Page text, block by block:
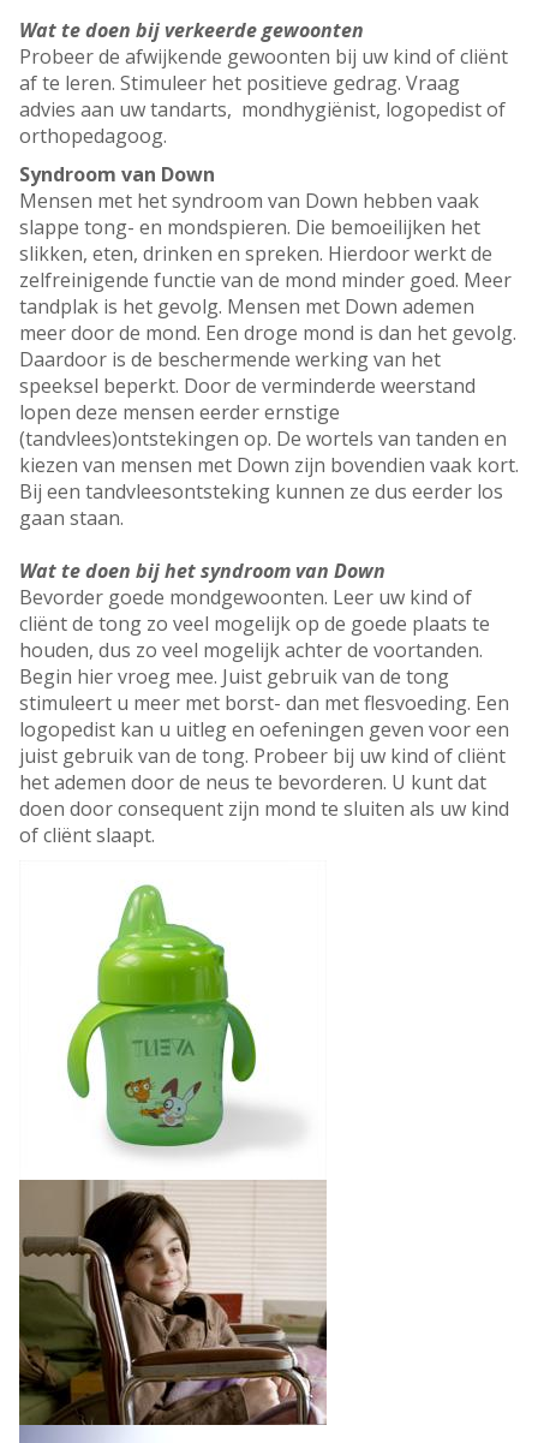
Wat te doen bij verkeerde gewoonten
Probeer de afwijkende gewoonten bij uw kind of cliënt
af te leren. Stimuleer het positieve gedrag. Vraag
advies aan uw tandarts, mondhygiënist, logopedist of
orthopedagoog.
Syndroom van Down
Mensen met het syndroom van Down hebben vaak
slappe tong- en mondspieren. Die bemoeilijken het
slikken, eten, drinken en spreken. Hierdoor werkt de
zelfreinigende functie van de mond minder goed. Meer
tandplak is het gevolg. Mensen met Down ademen
meer door de mond. Een droge mond is dan het gevolg.
Daardoor is de beschermende werking van het
speeksel beperkt. Door de verminderde weerstand
lopen deze mensen eerder ernstige
(tandvlees)ontstekingen op. De wortels van tanden en
kiezen van mensen met Down zijn bovendien vaak kort.
Bij een tandvleesontsteking kunnen ze dus eerder los
gaan staan.
Wat te doen bij het syndroom van Down
Bevorder goede mondgewoonten. Leer uw kind of
cliënt de tong zo veel mogelijk op de goede plaats te
houden, dus zo veel mogelijk achter de voortanden.
Begin hier vroeg mee. Juist gebruik van de tong
stimuleert u meer met borst- dan met flesvoeding. Een
logopedist kan u uitleg en oefeningen geven voor een
juist gebruik van de tong. Probeer bij uw kind of cliënt
het ademen door de neus te bevorderen. U kunt dat
doen door consequent zijn mond te sluiten als uw kind
of cliënt slaapt.